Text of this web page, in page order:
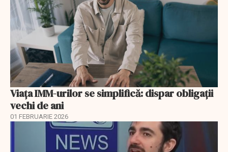
Viața IMM-urilor se simplifică: dispar obligații
vechi de ani
01 FEBRUARIE 2026
EXCLUSIV